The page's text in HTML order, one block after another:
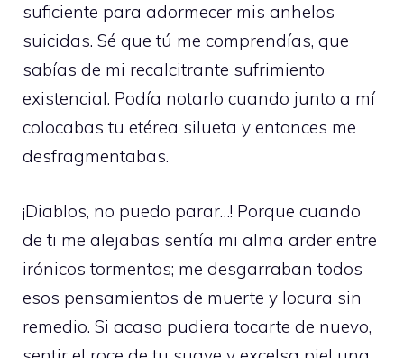
suficiente para adormecer mis anhelos
suicidas. Sé que tú me comprendías, que
sabías de mi recalcitrante sufrimiento
existencial. Podía notarlo cuando junto a mí
colocabas tu etérea silueta y entonces me
desfragmentabas.
¡Diablos, no puedo parar…! Porque cuando
de ti me alejabas sentía mi alma arder entre
irónicos tormentos; me desgarraban todos
esos pensamientos de muerte y locura sin
remedio. Si acaso pudiera tocarte de nuevo,